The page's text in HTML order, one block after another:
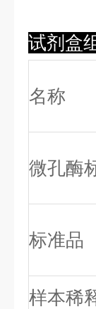
试剂盒
名称
微孔酶
标准品
样本稀